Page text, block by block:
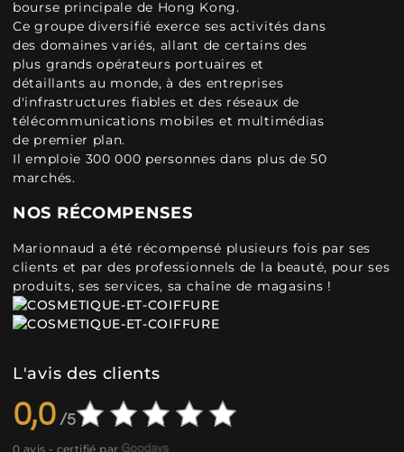
bourse principale de Hong Kong.
Ce groupe diversifié exerce ses activités dans
des domaines variés, allant de certains des
plus grands opérateurs portuaires et
détaillants au monde, à des entreprises
d'infrastructures fiables et des réseaux de
télécommunications mobiles et multimédias
de premier plan.
Il emploie 300 000 personnes dans plus de 50
marchés.
NOS RÉCOMPENSES
Marionnaud a été récompensé plusieurs fois par ses
clients et par des professionnels de la beauté, pour ses
produits, ses services, sa chaîne de magasins !
L'avis des clients
0,0
0 avis - certifié par